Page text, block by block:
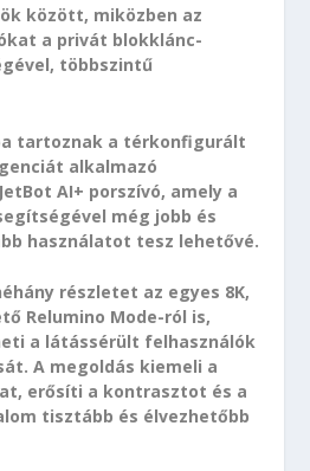
között, miközben az
a privát blokklánc-
többszintű
tartoznak a térkonfigurált
alkalmazó
AI+ porszívó, amely a
még jobb és
használatot tesz lehetővé.
részletet az egyes 8K,
Relumino Mode-ról is,
a látássérült felhasználók
A megoldás kiemeli a
erősíti a kontrasztot és a
tisztább és élvezhetőbb